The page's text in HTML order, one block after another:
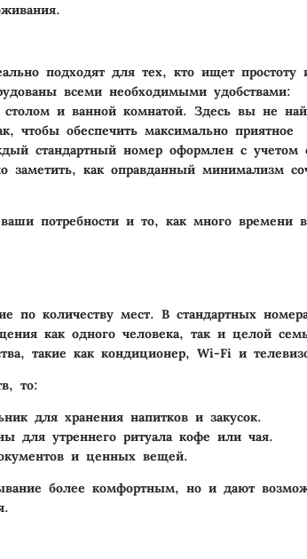
подходят для тех, кто ищет простоту
всеми необходимыми удобствами:
столом и ванной комнатой. Здесь вы не
чтобы обеспечить максимально приятное
стандартный номер оформлен с учетом
как оправданный минимализм
потребности и то, как много времени
по количеству мест. В стандартных
как одного человека, так и целой
такие как кондиционер, Wi-Fi и
то:
для хранения напитков и закусок.
для утреннего ритуала кофе или чая.
и ценных вещей.
более комфортным, но и дают